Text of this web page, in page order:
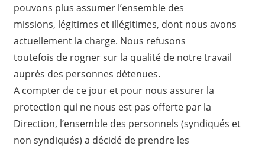
pouvons plus assumer l’ensemble des
missions, légitimes et illégitimes, dont nous avons
actuellement la charge. Nous refusons
toutefois de rogner sur la qualité de notre travail
auprès des personnes détenues.
A compter de ce jour et pour nous assurer la
protection qui ne nous est pas offerte par la
Direction, l’ensemble des personnels (syndiqués et
non syndiqués) a décidé de prendre les